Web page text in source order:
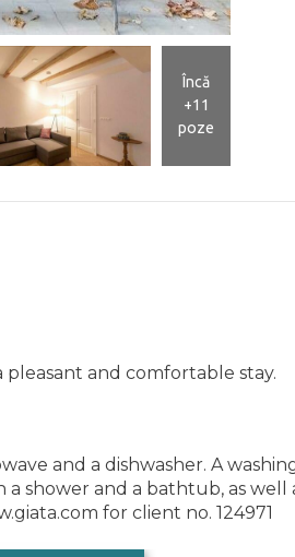
Încă
+11
poze
pleasant and comfortable stay.
and a dishwasher. A
shower and a bathtub, as
for client no. 124971